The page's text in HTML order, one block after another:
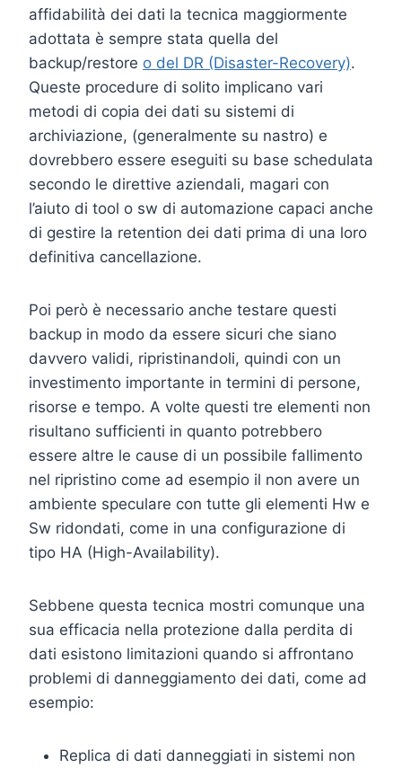
affidabilità dei dati la tecnica maggiormente
adottata è sempre stata quella del
backup/restore o del DR (Disaster-Recovery).
Queste procedure di solito implicano vari
metodi di copia dei dati su sistemi di
archiviazione, (generalmente su nastro) e
dovrebbero essere eseguiti su base schedulata
secondo le direttive aziendali, magari con
l’aiuto di tool o sw di automazione capaci anche
di gestire la retention dei dati prima di una loro
definitiva cancellazione.
Poi però è necessario anche testare questi
backup in modo da essere sicuri che siano
davvero validi, ripristinandoli, quindi con un
investimento importante in termini di persone,
risorse e tempo. A volte questi tre elementi non
risultano sufficienti in quanto potrebbero
essere altre le cause di un possibile fallimento
nel ripristino come ad esempio il non avere un
ambiente speculare con tutte gli elementi Hw e
Sw ridondati, come in una configurazione di
tipo HA (High-Availability).
Sebbene questa tecnica mostri comunque una
sua efficacia nella protezione dalla perdita di
dati esistono limitazioni quando si affrontano
problemi di danneggiamento dei dati, come ad
esempio:
Replica di dati danneggiati in sistemi non